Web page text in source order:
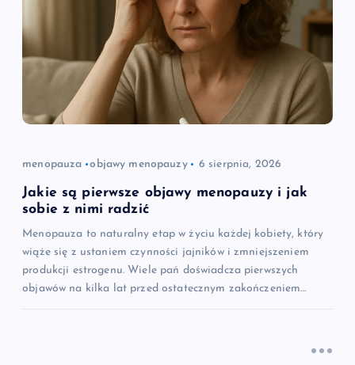
a
p
s
u
menopauza objawy menopauzy 6 sierpnia, 2026
Jakie są pierwsze objawy menopauzy i jak
sobie z nimi radzić
Menopauza to naturalny etap w życiu każdej kobiety, który
wiąże się z ustaniem czynności jajników i zmniejszeniem
produkcji estrogenu. Wiele pań doświadcza pierwszych
objawów na kilka lat przed ostatecznym zakończeniem…